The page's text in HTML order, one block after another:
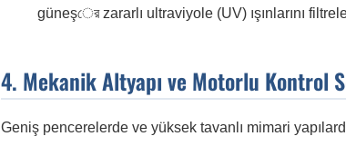
güneşের zararlı ultraviyole (UV) ışınlarını
4. Mekanik Altyapı ve Motorlu Kontrol
Geniş pencerelerde ve yüksek tavanlı mimari